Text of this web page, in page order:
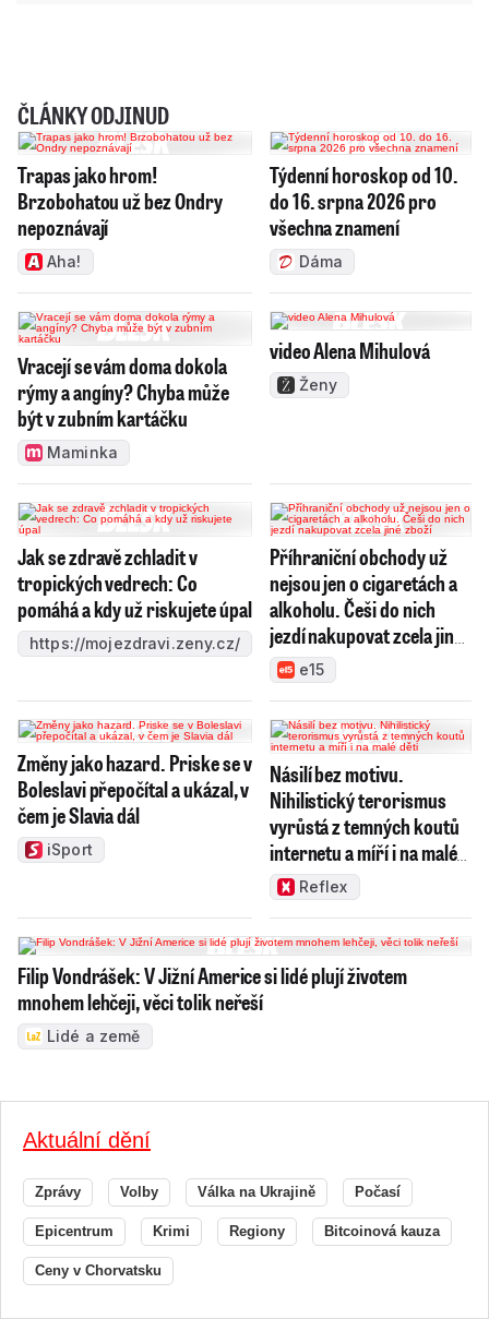
ČLÁNKY ODJINUD
Trapas jako hrom!
Brzobohatou už bez Ondry
nepoznávají
Aha!
Týdenní horoskop od 10.
do 16. srpna 2026 pro
všechna znamení
Dáma
Vracejí se vám doma dokola
rýmy a angíny? Chyba může
být v zubním kartáčku
Maminka
video Alena Mihulová
Ženy
Jak se zdravě zchladit v
tropických vedrech: Co
pomáhá a kdy už riskujete úpal
https://mojezdravi.zeny.cz/
Příhraniční obchody už
nejsou jen o cigaretách a
alkoholu. Češi do nich
jezdí nakupovat zcela jiné
zbožíe15
Změny jako hazard. Priske se v
Boleslavi přepočítal a ukázal, v
čem je Slavia dál
iSport
Násilí bez motivu.
Nihilistický terorismus
vyrůstá z temných koutů
internetu a míří i na malé
dětiReflex
Filip Vondrášek: V Jižní Americe si lidé plují životem
mnohem lehčeji, věci tolik neřeší
Lidé a země
Aktuální dění
Zprávy Volby Válka na Ukrajině Počasí
Epicentrum Krimi Regiony Bitcoinová kauza
Ceny v Chorvatsku